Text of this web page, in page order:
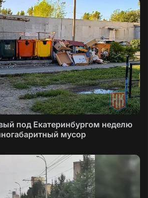
под Екатеринбургом неделю
мусор